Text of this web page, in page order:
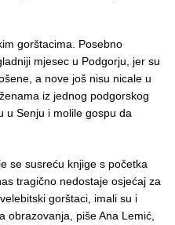
gorštacima. Posebno
mjesec u Podgorju, jer su
a nove još nisu nicale u
iz jednog podgorskog
u Senju i molile gospu da
se susreću knjige s početka
tragično nedostaje osjećaj za
gorštaci, imali su i
piše Ana Lemić,